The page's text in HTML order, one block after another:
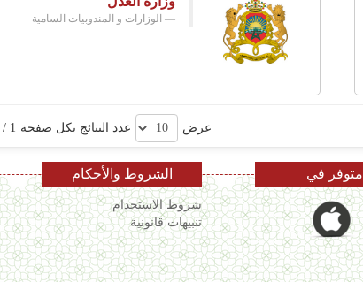
الوزارات و المندوبيات السامية
عرض عدد النتائج بكل صفحة 1
/
متوفر في الشروط والأحكام
شروط الاستخدام
تنبيهات قانونية